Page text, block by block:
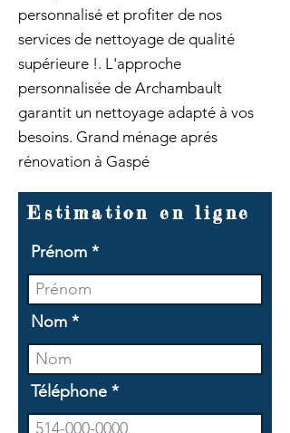
personnalisé et profiter de nos
services de nettoyage de qualité
supérieure !. L'approche
personnalisée de Archambault
garantit un nettoyage adapté à vos
besoins. Grand ménage aprés
rénovation à Gaspé
Estimation en ligne
Prénom
Nom
Téléphone